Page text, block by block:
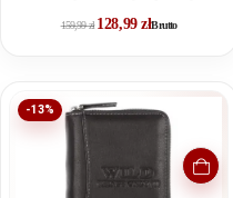
159,99zł 128,99złBrutto
-13%